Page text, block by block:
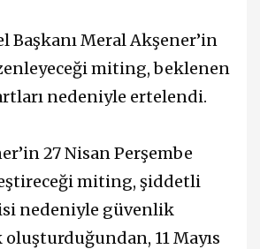
Başkanı Meral Akşener’in
miting, beklenen
nedeniyle ertelendi.
27 Nisan Perşembe
miting, şiddetli
nedeniyle güvenlik
oluşturduğundan, 11 Mayıs